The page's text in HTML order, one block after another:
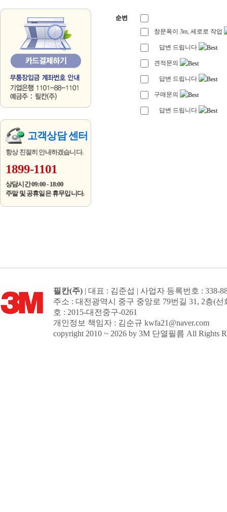
고객상담 센터
항상 친절히 안내하겠습니다.
1899-1101
상담시간 09:00 - 18:00
주말 및 공휴일은 휴무입니다.
순번
창문폭이 3m, 세로로 작업
답변 드립니다
견적문의
답변 드립니다
구매문의
답변 드립니다
필칸(주) | 대표 : 김준섭 | 사업자 등록번호 : 338-
주소 : 대전광역시 중구 중앙로 79번길 31, 2층(
호 : 2015-대전중구-0261
개인정보 책임자 : 김순규 kwfa21@naver.com
copyright 2010 ~ 2026 by 3M 단열필름 All Rights